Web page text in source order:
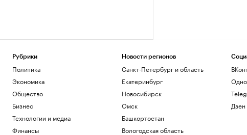
Рубрики
Политика
Экономика
Общество
Бизнес
Технологии и медиа
Финансы
Новости регионов
Санкт-Петербург и область
Екатеринбург
Новосибирск
Омск
Башкортостан
Вологодская область
Дзен